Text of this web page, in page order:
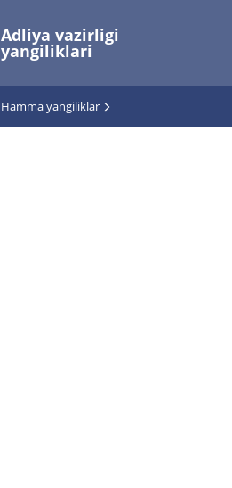
Adliya vazirligi
yangiliklari
Hamma yangiliklar